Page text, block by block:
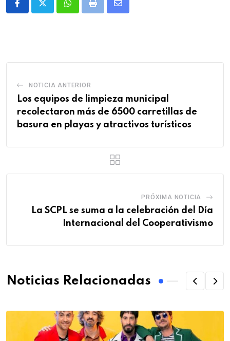
WhatsappPrint
Share
NOTICIA ANTERIOR
Los equipos de limpieza municipal
recolectaron más de 6500 carretillas de
basura en playas y atractivos turísticos
PRÓXIMA NOTICIA
La SCPL se suma a la celebración del Día
Internacional del Cooperativismo
Noticias Relacionadas